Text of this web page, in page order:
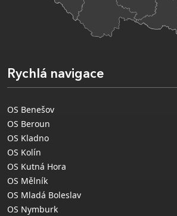
Rychlá navigace
OS Benešov
OS Beroun
OS Kladno
OS Kolín
OS Kutná Hora
OS Mělník
OS Mladá Boleslav
OS Nymburk